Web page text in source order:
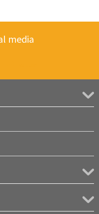
media